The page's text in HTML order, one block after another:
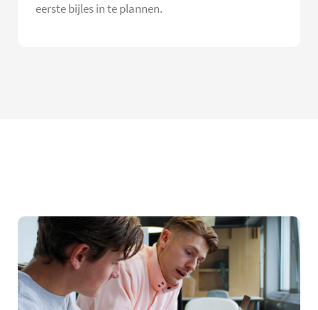
eerste bijles in te plannen.